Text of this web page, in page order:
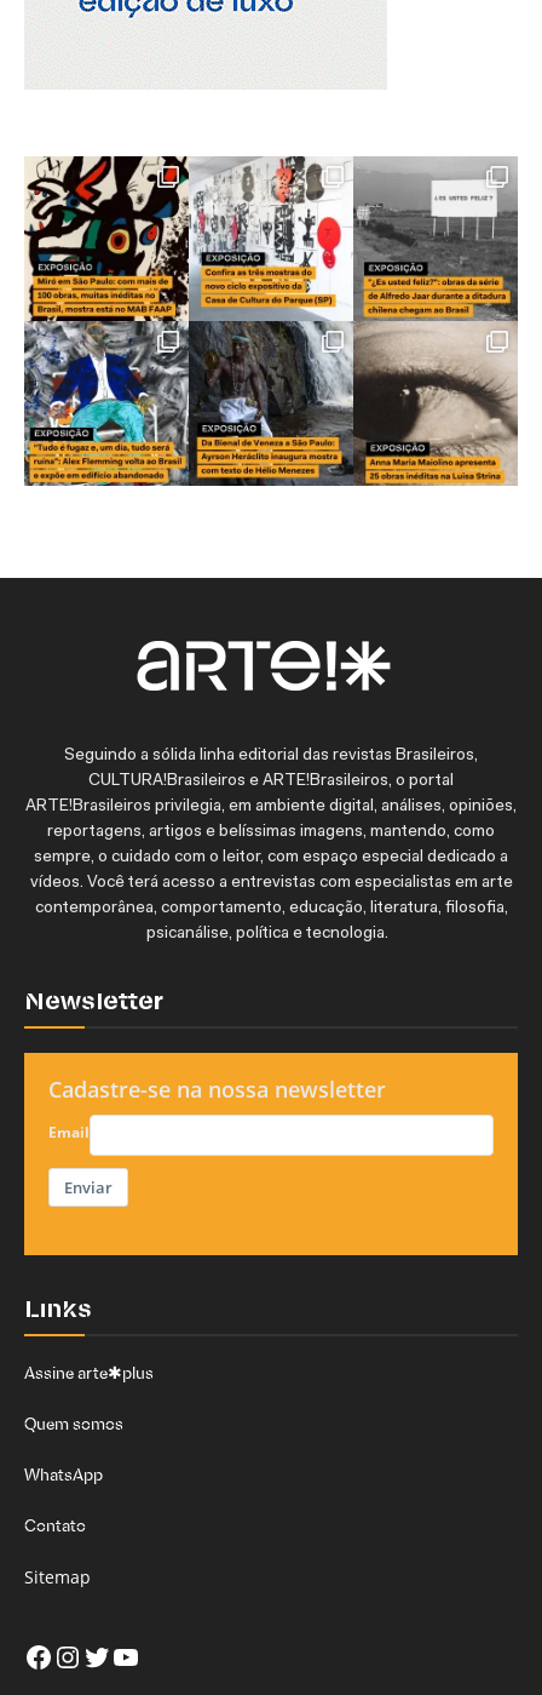
Seguindo a sólida linha editorial das revistas Brasileiros,
CULTURA!Brasileiros e ARTE!Brasileiros, o portal
ARTE!Brasileiros privilegia, em ambiente digital, análises, opiniões,
reportagens, artigos e belíssimas imagens, mantendo, como
sempre, o cuidado com o leitor, com espaço especial dedicado a
vídeos. Você terá acesso a entrevistas com especialistas em arte
contemporânea, comportamento, educação, literatura, filosofia,
psicanálise, política e tecnologia.
Newsletter
Cadastre-se na nossa newsletter
Email
Enviar
Links
Assine arte✱plus
Quem somos
WhatsApp
Contato
Sitemap
Facebook
Instagram
Twitter
Youtube